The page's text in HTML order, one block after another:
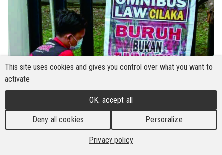
This site uses cookies and gives you control over what you want to
activate
OK, accept all
Deny all cookies Personalize
Privacy policy